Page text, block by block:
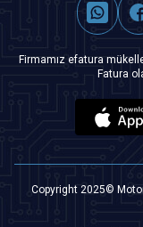
Firmamız efatura
Fatura
Copyright 2025©